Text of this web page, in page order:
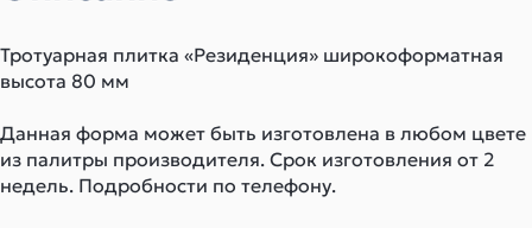
Тротуарная плитка «Резиденция» широкоформатная
высота 80 мм
Данная форма может быть изготовлена в любом цвете
из палитры производителя. Срок изготовления от 2
недель. Подробности по телефону.